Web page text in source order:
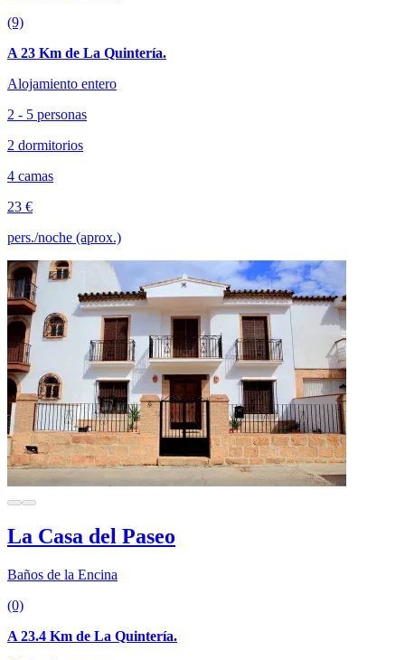
(9)
A 23 Km de La Quintería.
Alojamiento entero
2 - 5 personas
2 dormitorios
4 camas
23 €
pers./noche (aprox.)
La Casa del Paseo
Baños de la Encina
(0)
A 23.4 Km de La Quintería.